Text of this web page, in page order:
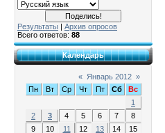
Результаты
Архив опросов
Всего ответов: 88
Календарь
« Январь 2012 »
Пн
Вт Ср Чт Пт Сб
Вс
1
2
3 4 5 6 7
8
9
10 11 12 13 14
15